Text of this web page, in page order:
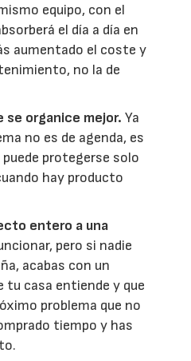
equipo, con el
el día a día en
aumentado el coste y
no la de
se organice mejor. Ya
no es de agenda, es
protegerse solo
hay producto
entero a una
pero si nadie
acabas con un
tu casa entiende y que
problema que no
tiempo y has